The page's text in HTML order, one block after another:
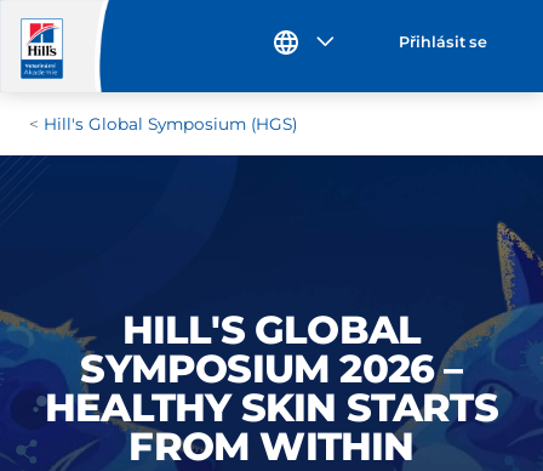
Přihlásit se
Hill's Global Symposium (HGS)
HILL'S GLOBAL
SYMPOSIUM 2026 –
HEALTHY SKIN STARTS
FROM WITHIN